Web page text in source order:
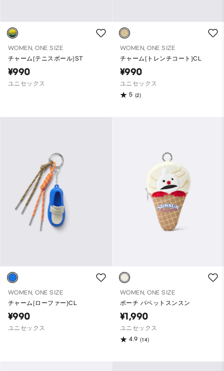
WOMEN, ONE SIZE
チャーム(テニスボール)ST
¥990
ユニセックス
WOMEN, ONE SIZE
チャーム(トレンチコート)CL
¥990
ユニセックス
5 (2)
WOMEN, ONE SIZE
チャーム(ローファー)CL
¥990
ユニセックス
WOMEN, ONE SIZE
ポーチ パペットスンスン
¥1,990
ユニセックス
4.9 (14)